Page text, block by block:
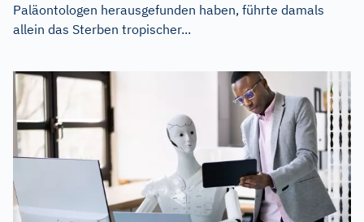
Paläontologen herausgefunden haben, führte damals
allein das Sterben tropischer...